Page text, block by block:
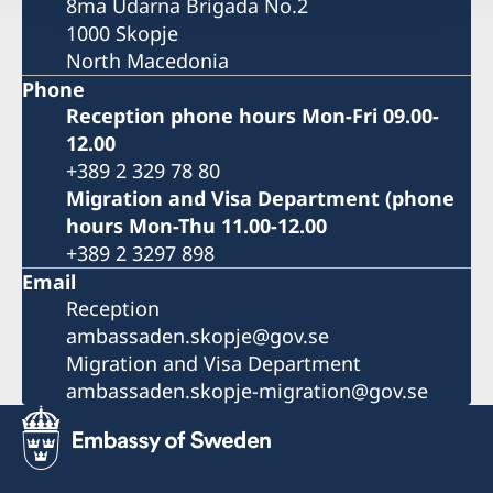
8ma Udarna Brigada No.2
1000 Skopje
North Macedonia
Phone
Reception phone hours Mon-Fri 09.00-
12.00
+389 2 329 78 80
Migration and Visa Department (phone
hours Mon-Thu 11.00-12.00
+389 2 3297 898
Email
Reception
ambassaden.skopje@gov.se
Migration and Visa Department
ambassaden.skopje-migration@gov.se